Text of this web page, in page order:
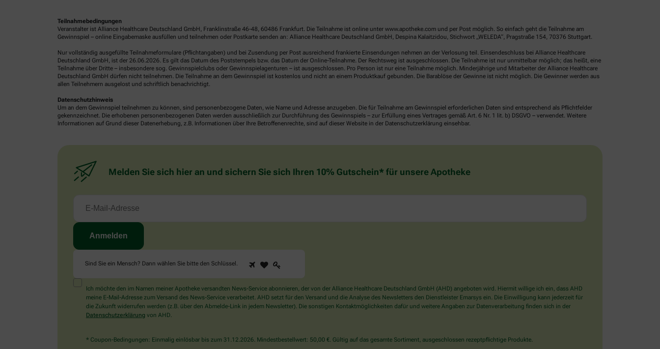
Teilnahmebedingungen
Veranstalter ist Alliance Healthcare Deutschland GmbH, Franklinstraße 46-48, 60486 Frankfurt. Die Teilnahme ist online unter www.apotheke.com und per Post möglich. So einfach geht die Teilnahme am
Gewinnspiel – online Eingabemaske ausfüllen und teilnehmen oder Postkarte senden an: Alliance Healthcare Deutschland GmbH, Despina Kalaitzidou, Stichwort „WELEDA“, Pragstraße 154, 70376 Stuttgart.
Nur vollständig ausgefüllte Teilnahmeformulare (Pflichtangaben) und bei Zusendung per Post ausreichend frankierte Einsendungen nehmen an der Verlosung teil. Einsendeschluss bei Alliance Healthcare
Deutschland GmbH, ist der 26.06.2026. Es gilt das Datum des Poststempels bzw. das Datum der Online-Teilnahme. Der Rechtsweg ist ausgeschlossen. Die Teilnahme ist nur unmittelbar möglich; das heißt, eine
Teilnahme über Dritte – insbesondere sog. Gewinnspielclubs oder Gewinnspielagenturen – ist ausgeschlossen. Pro Person ist nur eine Teilnahme möglich. Minderjährige und Mitarbeiter der Alliance Healthcare
Deutschland GmbH dürfen nicht teilnehmen. Die Teilnahme an dem Gewinnspiel ist kostenlos und nicht an einem Produktkauf gebunden. Die Barablöse der Gewinne ist nicht möglich. Die Gewinner werden aus
allen Teilnehmern ausgelost und schriftlich benachrichtigt.
Datenschutzhinweis
Um an dem Gewinnspiel teilnehmen zu können, sind personenbezogene Daten, wie Name und Adresse anzugeben. Die für Teilnahme am Gewinnspiel erforderlichen Daten sind entsprechend als Pflichtfelder
gekennzeichnet. Die erhobenen personenbezogenen Daten werden ausschließlich zur Durchführung des Gewinnspiels – zur Erfüllung eines Vertrages gemäß Art. 6 Nr. 1 lit. b) DSGVO – verwendet. Weitere
Informationen auf Grund dieser Datenerhebung, z.B. Informationen über Ihre Betroffenenrechte, sind auf dieser Website in der Datenschutzerklärung einsehbar.
Melden Sie sich hier an und sichern Sie sich Ihren 10% Gutschein* für unsere Apotheke
Sind Sie ein Mensch? Dann wählen Sie bitte den Schlüssel .
Sind
Sie
Mensch?
Dann
wählen
Schlüssel.
1 2
Ich möchte den im Namen meiner Apotheke versandten News-Service abonnieren, der von der Alliance Healthcare Deutschland GmbH (AHD) angeboten wird. Hiermit willige ich ein, dass AHD
meine E-Mail-Adresse zum Versand des News-Service verarbeitet. AHD setzt für den Versand und die Analyse des Newsletters den Dienstleister Emarsys ein. Die Einwilligung kann jederzeit für
die Zukunft widerrufen werden (z.B. über den Abmelde-Link in jedem Newsletter). Die sonstigen Kontaktmöglichkeiten dafür und weitere Angaben zur Datenverarbeitung finden sich in der
Datenschutzerklärung von AHD.
* Coupon-Bedingungen: Einmalig einlösbar bis zum 31.12.2026. Mindestbestellwert: 50,00 €. Gültig auf das gesamte Sortiment, ausgeschlossen rezeptpflichtige Produkte.